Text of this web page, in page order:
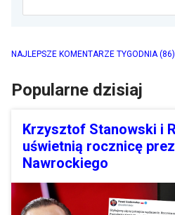
NAJLEPSZE KOMENTARZE TYGODNIA(86)
Popularne dzisiaj
Krzysztof Stanowski i
uświetnią rocznicę
Nawrockiego